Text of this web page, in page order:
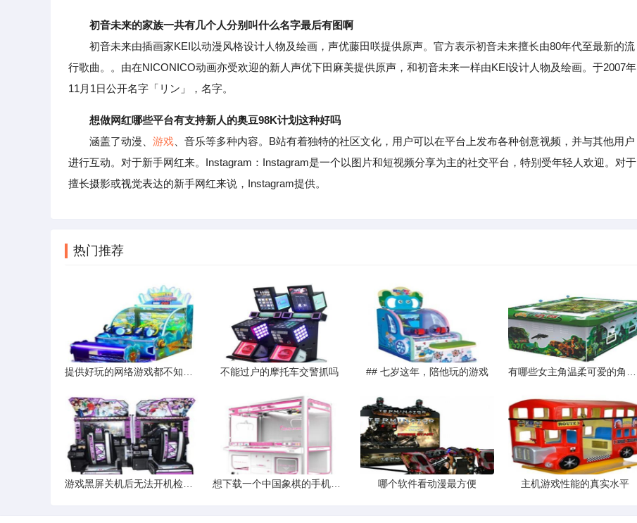
初音未来的家族一共有几个人分别叫什么名字最后有图啊
初音未来由插画家KEI以动漫风格设计人物及绘画，声优藤田咲提供原声。官方表示初音未来擅长由80年代至最新的流
行歌曲。。由在NICONICO动画亦受欢迎的新人声优下田麻美提供原声，和初音未来一样由KEI设计人物及绘画。于2007年
11月1日公开名字「リン」，名字。
想做网红哪些平台有支持新人的奥豆98K计划这种好吗
涵盖了动漫、 游戏 、音乐等多种内容。B站有着独特的社区文化，用户可以在平台上发布各种创意视频，并与其他用户
进行互动。对于新手网红来。Instagram：Instagram是一个以图片和短视频分享为主的社交平台，特别受年轻人欢迎。对于
擅长摄影或视觉表达的新手网红来说，Instagram提供。
热门推荐
不能过户的摩托车交警抓吗 ## 七岁这年，陪他玩的游戏
哪个软件看动漫最方便 主机游戏性能的真实水平